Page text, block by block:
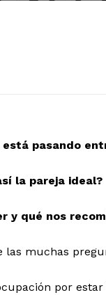
pasando
la pareja ideal?
y qué nos
las muchas
por